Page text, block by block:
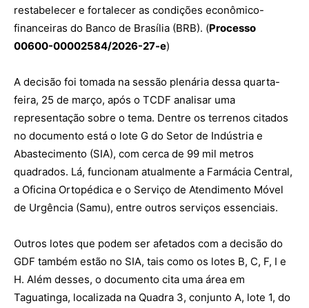
restabelecer e fortalecer as condições econômico-
financeiras do Banco de Brasília (BRB). (Processo
00600-00002584/2026-27-e)
A decisão foi tomada na sessão plenária dessa quarta-
feira, 25 de março, após o TCDF analisar uma
representação sobre o tema. Dentre os terrenos citados
no documento está o lote G do Setor de Indústria e
Abastecimento (SIA), com cerca de 99 mil metros
quadrados. Lá, funcionam atualmente a Farmácia Central,
a Oficina Ortopédica e o Serviço de Atendimento Móvel
de Urgência (Samu), entre outros serviços essenciais.
Outros lotes que podem ser afetados com a decisão do
GDF também estão no SIA, tais como os lotes B, C, F, I e
H. Além desses, o documento cita uma área em
Taguatinga, localizada na Quadra 3, conjunto A, lote 1, do